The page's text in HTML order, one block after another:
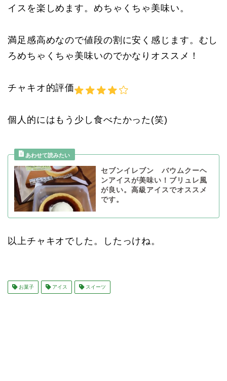
イスを楽しめます。めちゃくちゃ美味い。
満足感高めなので値段の割に安く感じます。むし
ろめちゃくちゃ美味いのでかなりオススメ！
チャキオ的評価
個人的にはもう少し食べたかった(笑)
セブンイレブン バウムクーヘ
ンアイスが美味い！ブリュレ風
が良い。高級アイスでオススメ
です。
以上チャキオでした。したっけね。
お菓子 アイス スイーツ